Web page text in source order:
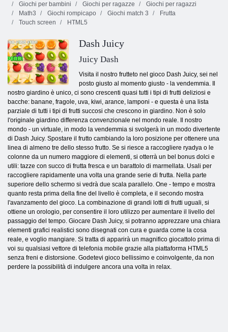
Giochi per bambini
Giochi per ragazze
Giochi per ragazzi
Math3
Giochi rompicapo Giochi match 3
Frutta
Touch screen
HTML5
Dash Juicy
Juicy Dash
Visita il nostro frutteto nel gioco Dash Juicy, sei nel
posto giusto al momento giusto - la vendemmia. Il
nostro giardino è unico, ci sono crescenti quasi tutti i tipi di frutti deliziosi e
bacche: banane, fragole, uva, kiwi, arance, lamponi - e questa è una lista
parziale di tutti i tipi di frutti succosi che crescono in giardino. Non è solo
l'originale giardino differenza convenzionale nel mondo reale. Il nostro
mondo - un virtuale, in modo la vendemmia si svolgerà in un modo divertente
di Dash Juicy. Spostare il frutto cambiando la loro posizione per ottenere una
linea di almeno tre dello stesso frutto. Se si riesce a raccogliere ryadya o le
colonne da un numero maggiore di elementi, si otterrà un bel bonus dolci e
utili: tazze con succo di frutta fresca e un barattolo di marmellata. Usali per
raccogliere rapidamente una volta una grande serie di frutta. Nella parte
superiore dello schermo si vedrà due scala parallelo. One - tempo e mostra
quanto resta prima della fine del livello è completa, e il secondo mostra
l'avanzamento del gioco. La combinazione di grandi lotti di frutti uguali, si
ottiene un orologio, per consentire il loro utilizzo per aumentare il livello del
passaggio del tempo. Giocare Dash Juicy, si potranno apprezzare una chiara
elementi grafici realistici sono disegnati con cura e guarda come la cosa
reale, e voglio mangiare. Si tratta di apparirà un magnifico giocattolo prima di
voi su qualsiasi vettore di telefonia mobile grazie alla piattaforma HTML5
senza freni e distorsione. Godetevi gioco bellissimo e coinvolgente, da non
perdere la possibilità di indulgere ancora una volta in relax.